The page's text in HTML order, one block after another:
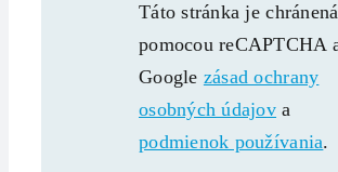
Táto stránka je chránená
pomocou reCAPTCHA
Google zásad ochrany
osobných údajov a
podmienok používania.